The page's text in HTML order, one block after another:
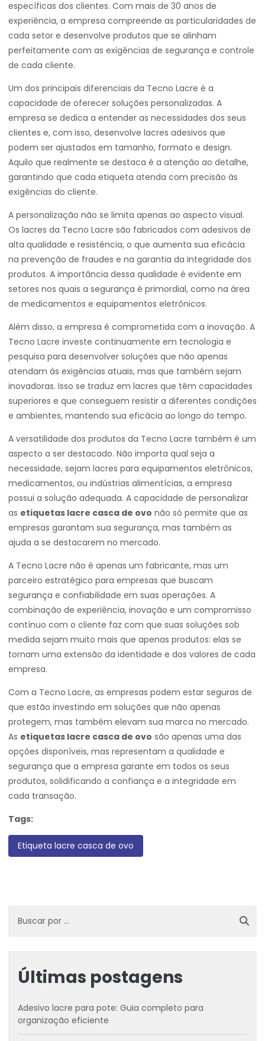
específicas dos clientes. Com mais de 30 anos de
experiência, a empresa compreende as particularidades de
cada setor e desenvolve produtos que se alinham
perfeitamente com as exigências de segurança e controle
de cada cliente.
Um dos principais diferenciais da Tecno Lacre é a
capacidade de oferecer soluções personalizadas. A
empresa se dedica a entender as necessidades dos seus
clientes e, com isso, desenvolve lacres adesivos que
podem ser ajustados em tamanho, formato e design.
Aquilo que realmente se destaca é a atenção ao detalhe,
garantindo que cada etiqueta atenda com precisão às
exigências do cliente.
A personalização não se limita apenas ao aspecto visual.
Os lacres da Tecno Lacre são fabricados com adesivos de
alta qualidade e resistência, o que aumenta sua eficácia
na prevenção de fraudes e na garantia da integridade dos
produtos. A importância dessa qualidade é evidente em
setores nos quais a segurança é primordial, como na área
de medicamentos e equipamentos eletrônicos.
Além disso, a empresa é comprometida com a inovação. A
Tecno Lacre investe continuamente em tecnologia e
pesquisa para desenvolver soluções que não apenas
atendam às exigências atuais, mas que também sejam
inovadoras. Isso se traduz em lacres que têm capacidades
superiores e que conseguem resistir a diferentes condições
e ambientes, mantendo sua eficácia ao longo do tempo.
A versatilidade dos produtos da Tecno Lacre também é um
aspecto a ser destacado. Não importa qual seja a
necessidade, sejam lacres para equipamentos eletrônicos,
medicamentos, ou indústrias alimentícias, a empresa
possui a solução adequada. A capacidade de personalizar
as etiquetas lacre casca de ovo não só permite que as
empresas garantam sua segurança, mas também as
ajuda a se destacarem no mercado.
A Tecno Lacre não é apenas um fabricante, mas um
parceiro estratégico para empresas que buscam
segurança e confiabilidade em suas operações. A
combinação de experiência, inovação e um compromisso
contínuo com o cliente faz com que suas soluções sob
medida sejam muito mais que apenas produtos: elas se
tornam uma extensão da identidade e dos valores de cada
empresa.
Com a Tecno Lacre, as empresas podem estar seguras de
que estão investindo em soluções que não apenas
protegem, mas também elevam sua marca no mercado.
As etiquetas lacre casca de ovo são apenas uma das
opções disponíveis, mas representam a qualidade e
segurança que a empresa garante em todos os seus
produtos, solidificando a confiança e a integridade em
cada transação.
Tags:
Etiqueta lacre casca de ovo
Últimas postagens
Adesivo lacre para pote: Guia completo para
organização eficiente